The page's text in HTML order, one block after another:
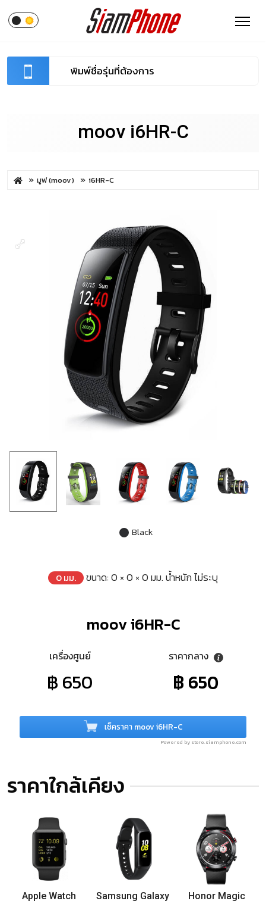
moov i6HR-C
มูฟ (moov) i6HR-C
Black
0 มม. ขนาด: 0 × 0 × 0 มม. น้ำหนัก ไม่ระบุ
moov i6HR-C
เครื่องศูนย์
฿ 650
ราคากลาง
฿ 650
เช็คราคา moov i6HR-C
Powered by store.siamphone.com
ราคาใกล้เคียง
Apple Watch
Samsung Galaxy
Honor Magic